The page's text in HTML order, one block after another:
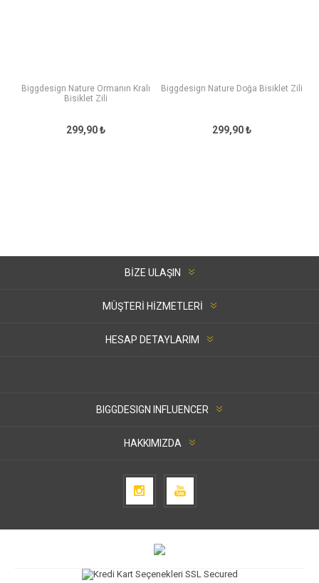
Biggdesign Nature Ormanın Kralı
Bisiklet Zili
299,90 ₺
Biggdesign Nature Doğa Bisiklet Zili
299,90 ₺
BIZE ULAŞIN
MÜŞTERI HIZMETLERI
HESAP DETAYLARIM
BIGGDESIGN INFLUENCER
HAKKIMIZDA